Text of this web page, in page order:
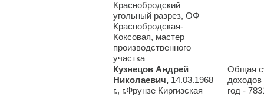
Краснобродский
угольный разрез, ОФ
Краснобродская-
Коксовая, мастер
производственного
участка
Кузнецов Андрей
Николаевич, 14.03.1968
г., г.Фрунзе Киргизская
Общая
доходов
год -